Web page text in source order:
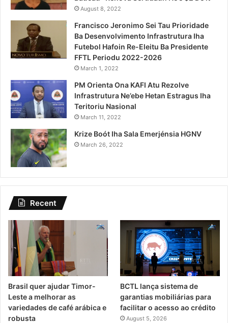
August 8, 2022
Francisco Jeronimo Sei Tau Prioridade
Ba Desenvolvimento Infrastrutura Iha
Futebol Hafoin Re-Eleitu Ba Presidente
FFTL Periodu 2022-2026
March 1, 2022
PM Orienta Ona KAFI Atu Rezolve
Infrastrutura Ne’ebe Hetan Estragus Iha
Teritoriu Nasional
March 11, 2022
Krize Boót Iha Sala Emerjénsia HGNV
March 26, 2022
Recent
Brasil quer ajudar Timor-
Leste a melhorar as
variedades de café arábica e
robusta
BCTL lança sistema de
garantias mobiliárias para
facilitar o acesso ao crédito
August 5, 2026